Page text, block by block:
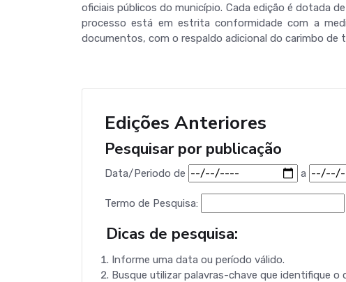
oficiais públicos do município. Cada edição é dotada
processo está em estrita conformidade com a
documentos, com o respaldo adicional do carimbo
Edições Anteriores
Pesquisar por publicação
Data/Periodo de a
Termo de Pesquisa:
Dicas de pesquisa:
Informe uma data ou período válido.
Busque utilizar palavras-chave que identifique o